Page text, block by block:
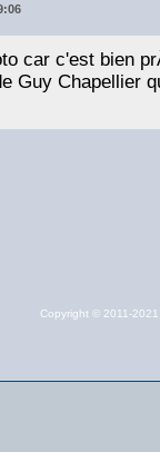
car c'est bien
Guy Chapellier
Copyright © 2011-